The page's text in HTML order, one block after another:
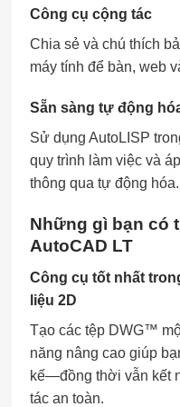
Công cụ cộng tác
Chia sẻ và chú thích
máy tính để bàn, web
Sẵn sàng tự động
Sử dụng AutoLISP
quy trình làm việc và
thông qua tự động hóa.
Những gì bạn có
AutoCAD LT
Công cụ tốt nhất
liệu 2D
Tạo các tệp DWG™
năng nâng cao giúp
kế—đồng thời vẫn kết
tác an toàn.